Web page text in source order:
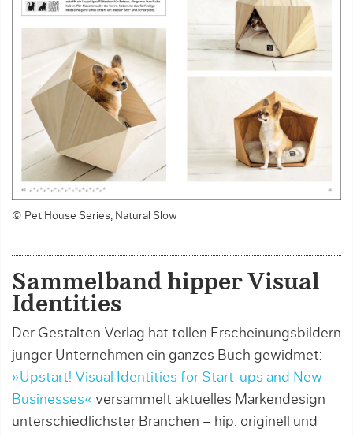
© Pet House Series, Natural Slow
Sammelband hipper Visual
Identities
Der Gestalten Verlag hat tollen Erscheinungsbildern
junger Unternehmen ein ganzes Buch gewidmet:
»Upstart! Visual Identities for Start-ups and New
Businesses« versammelt aktuelles Markendesign
unterschiedlichster Branchen – hip, originell und